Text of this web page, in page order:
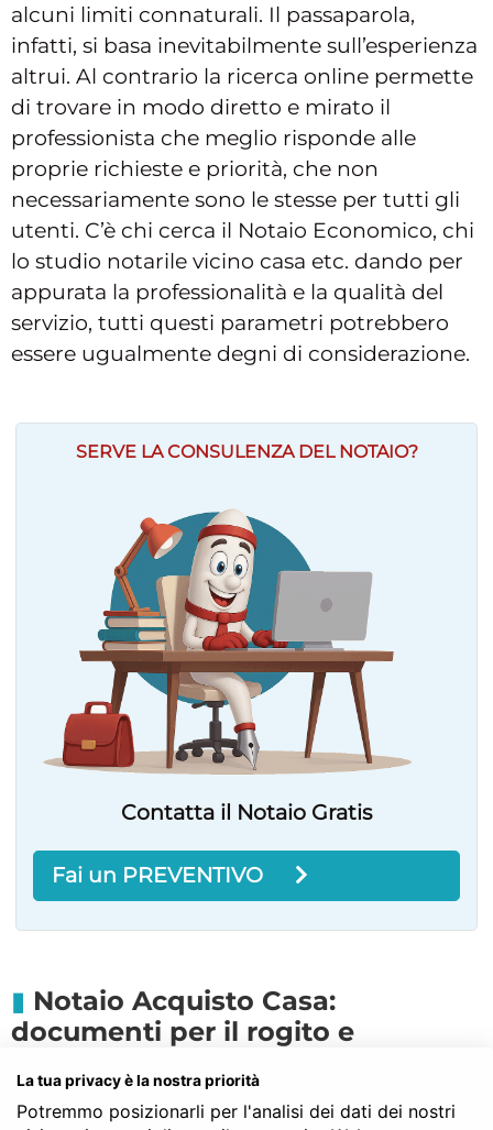
alcuni limiti connaturali. Il passaparola,
infatti, si basa inevitabilmente sull’esperienza
altrui. Al contrario la ricerca online permette
di trovare in modo diretto e mirato il
professionista che meglio risponde alle
proprie richieste e priorità, che non
necessariamente sono le stesse per tutti gli
utenti. C’è chi cerca il Notaio Economico, chi
lo studio notarile vicino casa etc. dando per
appurata la professionalità e la qualità del
servizio, tutti questi parametri potrebbero
essere ugualmente degni di considerazione.
SERVE LA CONSULENZA DEL NOTAIO?
Contatta il Notaio Gratis
Fai un PREVENTIVO
Notaio Acquisto Casa:
documenti per il rogito e
Stai cercando ilNotaio Acquisto Casa a San
La tua privacy è la nostra priorità
Potremmo posizionarli per l'analisi dei dati dei nostri